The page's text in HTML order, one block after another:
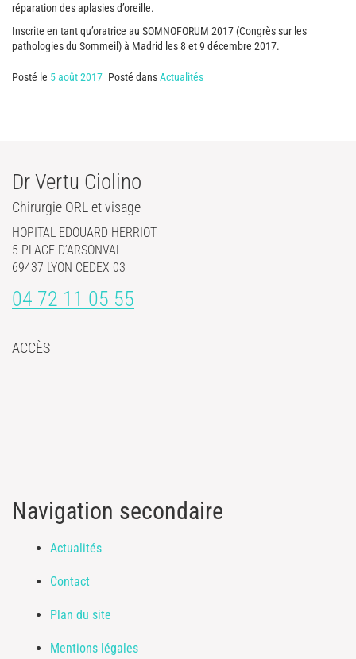
réparation des aplasies d’oreille.
Inscrite en tant qu’oratrice au SOMNOFORUM 2017 (Congrès sur les
pathologies du Sommeil) à Madrid les 8 et 9 décembre 2017.
Posté le 5 août 2017 Posté dansActualités
Dr Vertu Ciolino
Chirurgie ORL et visage
HOPITAL EDOUARD HERRIOT
5 PLACE D’ARSONVAL
69437 LYON CEDEX 03
04 72 11 05 55
ACCÈS
Navigation secondaire
Actualités
Contact
Plan du site
Mentions légales